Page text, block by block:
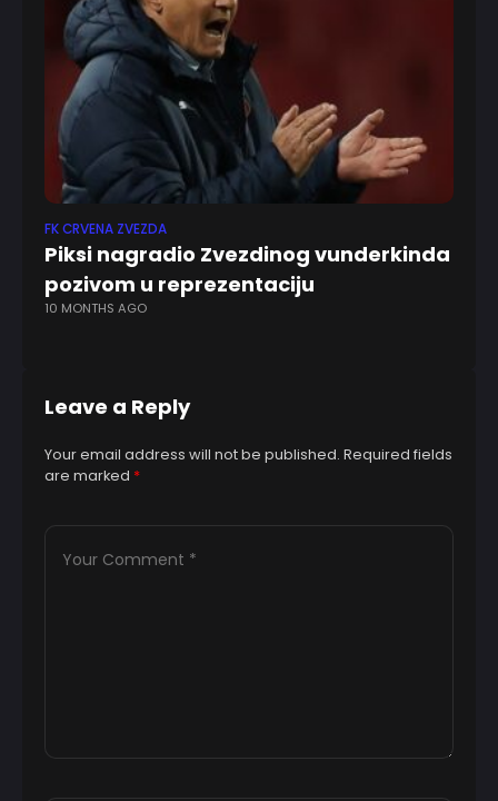
FK CRVENA ZVEZDA
Piksi nagradio Zvezdinog vunderkinda
pozivom u reprezentaciju
10 MONTHS AGO
Leave a Reply
Your email address will not be published. Required fields
are marked *